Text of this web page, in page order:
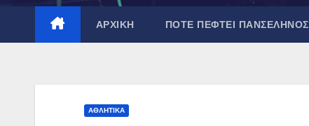
ΑΡΧΙΚΉ ΠΌΤΕ ΠΈΦΤΕΙ ΠΑΝΣΈΛΗΝΟΣ
ΑΘΛΗΤΙΚΆ